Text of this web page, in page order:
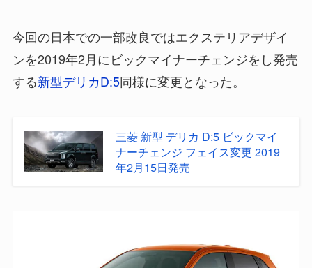
今回の日本での一部改良ではエクステリアデザイ
ンを2019年2月にビックマイナーチェンジをし発売
する新型デリカD:5同様に変更となった。
三菱 新型 デリカ D:5 ビックマイ
ナーチェンジ フェイス変更 2019
年2月15日発売